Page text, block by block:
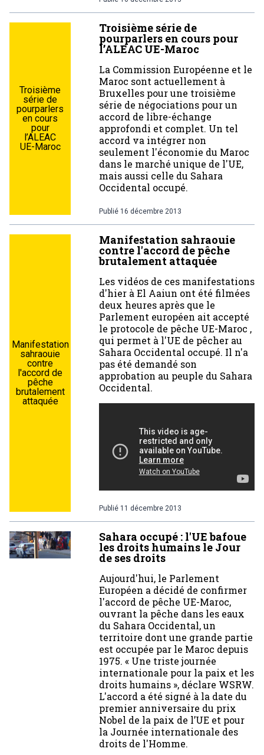
Troisième
série de
pourparlers
en cours
pour
l’ALEAC
UE-Maroc
Troisième série de
pourparlers en cours pour
l’ALEAC UE-Maroc
La Commission Européenne et le
Maroc sont actuellement à
Bruxelles pour une troisième
série de négociations pour un
accord de libre-échange
approfondi et complet. Un tel
accord va intégrer non
seulement l'économie du Maroc
dans le marché unique de l'UE,
mais aussi celle du Sahara
Occidental occupé.
Publié 16 décembre 2013
Manifestation
sahraouie
contre
l'accord de
pêche
brutalement
attaquée
Manifestation sahraouie
contre l'accord de pêche
brutalement attaquée
Les vidéos de ces manifestations
d'hier à El Aaiun ont été filmées
deux heures après que le
Parlement européen ait accepté
le protocole de pêche UE-Maroc ,
qui permet à l'UE de pêcher au
Sahara Occidental occupé. Il n'a
pas été demandé son
approbation au peuple du Sahara
Occidental.
Publié 11 décembre 2013
Sahara occupé : l'UE bafoue
les droits humains le Jour
de ses droits
Aujourd'hui, le Parlement
Européen a décidé de confirmer
l'accord de pêche UE-Maroc,
ouvrant la pêche dans les eaux
du Sahara Occidental, un
territoire dont une grande partie
est occupée par le Maroc depuis
1975. « Une triste journée
internationale pour la paix et les
droits humains », déclare WSRW.
L'accord a été signé à la date du
premier anniversaire du prix
Nobel de la paix de l’UE et pour
la Journée internationale des
droits de l'Homme.